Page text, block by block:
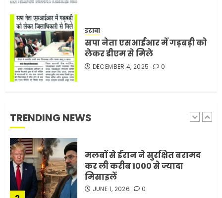
इटावा
सपा नेता एसआईआर में गड़बड़ी को
लेकर डीएम से मिले
DECEMBER 4, 2025 0
TRENDING NEWS
1
मोबाइल की लत: एक खामोश
घातक बीमारी, जो धीरे-धीरे इंसान,
रिश्ते और भविष्य सब कुछ निगल
रही है!
JULY 11, 2026 0
2
कर ली करीब 1000 से ज्यादा
सरकारी दफ्तरों में जनसेवा कम,
जनता का अपमान ज्यादा? जनता के